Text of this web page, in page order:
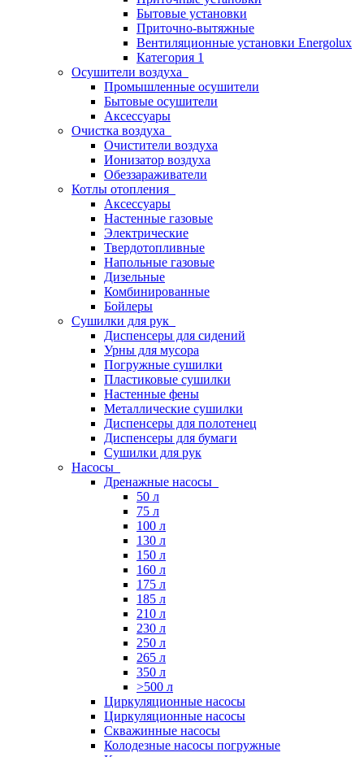
Бытовые установки
Приточно-вытяжные
Вентиляционные установки Energolux
Категория 1
Осушители воздуха
Промышленные осушители
Бытовые осушители
Аксессуары
Очистка воздуха
Очистители воздуха
Ионизатор воздуха
Обеззараживатели
Котлы отопления
Аксессуары
Настенные газовые
Электрические
Твердотопливные
Напольные газовые
Дизельные
Комбинированные
Бойлеры
Сушилки для рук
Диспенсеры для сидений
Урны для мусора
Погружные сушилки
Пластиковые сушилки
Настенные фены
Металлические сушилки
Диспенсеры для полотенец
Диспенсеры для бумаги
Сушилки для рук
Насосы
Дренажные насосы
50 л
75 л
100 л
130 л
150 л
160 л
175 л
185 л
210 л
230 л
250 л
265 л
350 л
>500 л
Циркуляционные насосы
Циркуляционные насосы
Скважинные насосы
Колодезные насосы погружные